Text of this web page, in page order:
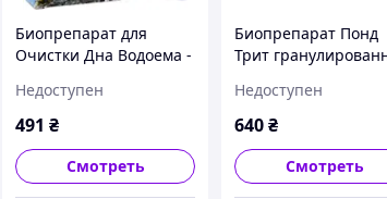
Биопрепарат для
Очистки Дна Водоема -
227 г - ОРИГИНАЛ
Недоступен
491 ₴
Смотреть
Биопрепарат Понд
Трит
гНедоступен
640₴
Смотреть